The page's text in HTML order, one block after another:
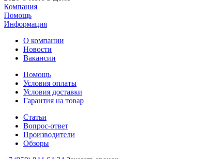
Компания
Помощь
Информация
О компании
Новости
Вакансии
Помощь
Условия оплаты
Условия доставки
Гарантия на товар
Статьи
Вопрос-ответ
Производители
Обзоры